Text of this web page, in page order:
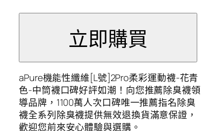
aPure機能性纖維[L號]2Pro柔彩運動襪-花青
色-中筒襪口碑好評如潮！向您推薦除臭襪領
導品牌，1100萬人次口碑唯一推薦指名除臭
襪全系列除臭襪提供無效退換貨滿意保證，
歡迎您前來安心體驗與選購。